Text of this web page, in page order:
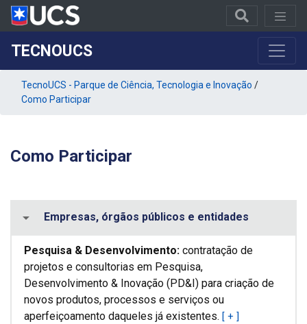
TECNOUCS
TecnoUCS - Parque de Ciência, Tecnologia e Inovação /
Como Participar
Como Participar
Empresas, órgãos públicos e entidades
Pesquisa & Desenvolvimento: contratação de
projetos e consultorias em Pesquisa,
Desenvolvimento & Inovação (PD&I) para criação de
novos produtos, processos e serviços ou
aperfeiçoamento daqueles já existentes. [ + ]